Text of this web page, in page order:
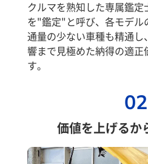
クルマを熟知した専属鑑定
を"鑑定"と呼び、各モデル
通量の少ない車種も精通
響まで見極めた納得の適正
す。
02
価値を上げるか